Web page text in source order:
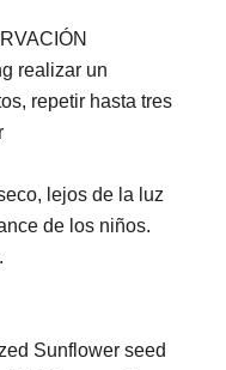
realizar un
repetir hasta tres
lejos de la luz
de los niños.
Sunflower seed